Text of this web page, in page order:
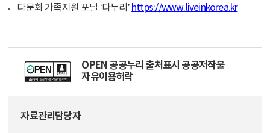
다문화 가족지원 포털 ‘다누리’ https://www.liveinkorea.kr
OPEN 공공누리 출처표시 공공저작물
자유이용허락
자료관리담당자